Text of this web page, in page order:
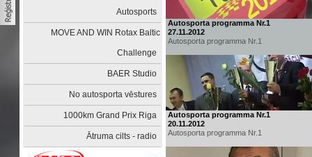
Autosports
MOVE AND WIN Rotax Baltic
Challenge
BAER Studio
No autosporta vēstures
1000km Grand Prix Riga
Ātruma cilts - radio
Autosporta programma Nr.1
27.11.2012
Autosporta programma Nr.1
Autosporta programma Nr.1
20.11.2012
Autosporta programma Nr.1